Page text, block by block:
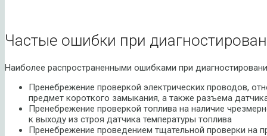
Частые ошибки при
Наиболее распространенными ошибками при
Пренебрежение проверкой электрических проводов,
предмет короткого замыкания, а также разъема
Пренебрежение проверкой топлива на наличие
к выходу из строя датчика температуры топлива
Пренебрежение проведением тщательной проверки на